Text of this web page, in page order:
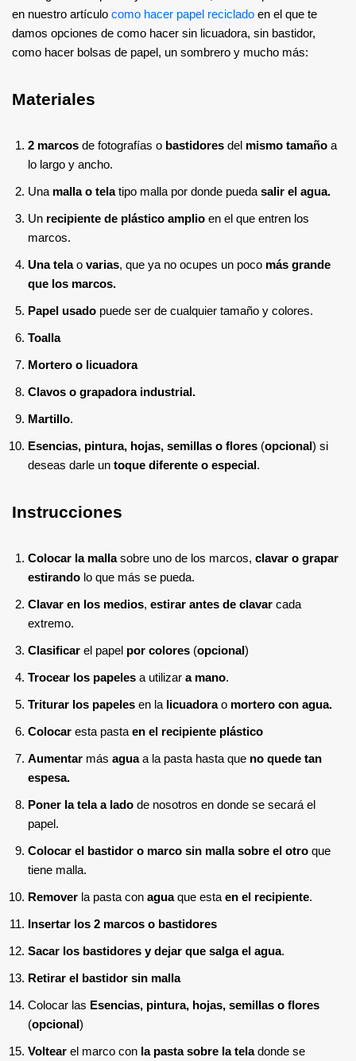
en nuestro artículo como hacer papel reciclado en el que te
damos opciones de como hacer sin licuadora, sin bastidor,
como hacer bolsas de papel, un sombrero y mucho más:
Materiales
2 marcos de fotografías o bastidores del mismo tamaño a
lo largo y ancho.
Una malla o telatipo malla por donde pueda salir el agua.
Un recipiente de plástico amplio en el que entren los
marcos.
Una telao varias, que ya no ocupes un poco más grande
que los marcos.
Papel usado puede ser de cualquier tamaño y colores.
Toalla
Mortero o licuadora
Clavos o grapadora industrial.
Martillo.
Esencias, pintura, hojas, semillas o flores (opcional) si
deseas darle un toque diferente o especial.
Instrucciones
Colocar la mallasobre uno de los marcos, clavar o grapar
estirando lo que más se pueda.
Clavar en los medios, estirar antes de clavar cada
extremo.
Clasificar el papel por colores (opcional)
Trocear los papeles a utilizar a mano.
Triturar los papeles en la licuadorao mortero con agua.
Colocar esta pasta en el recipiente plástico
Aumentar más aguaa la pasta hasta que no quede tan
espesa.
Poner la tela a lado de nosotros en donde se secará el
papel.
Colocar el bastidor o marco sin malla sobre el otro que
tiene malla.
Remover la pasta con aguaque esta en el recipiente.
Insertar los 2 marcos o bastidores
Sacar los bastidores y dejar que salga el agua.
Retirar el bastidor sin malla
Colocar las Esencias, pintura, hojas, semillas o flores
(opcional)
Voltear el marco con la pasta sobre la teladonde se